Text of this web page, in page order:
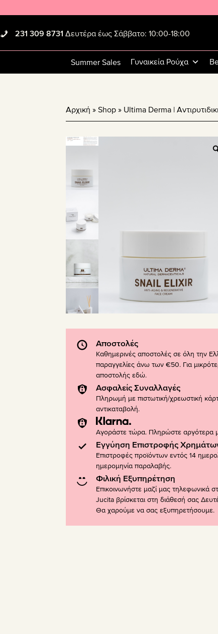
to
primary
navigation
to
main
content
to
footer
231 309 8731 Δευτέρα έως Σάββατο: 10:00-18:00
Summer Sales Γυναικεία Ρούχα
Αρχική » Shop» Ultima Derma |
Αποστολές
Καθημερινές αποστολές σε όλη την
παραγγελίες άνω των €50. Για
αποστολής εδώ.
Ασφαλείς Συναλλαγές
Πληρωμή με πιστωτική/χρεωστική
αντικαταβολή.
Αγοράστε τώρα. Πληρώστε αργότερα
Εγγύηση Επιστροφής
Επιστροφές προϊόντων εντός 14
ημερομηνία παραλαβής.
Φιλική Εξυπηρέτηση
Επικοινωνήστε μαζί μας τηλεφωνικά
Jucita βρίσκεται στη διάθεσή σας
Θα χαρούμε να σας εξυπηρετήσουμε.